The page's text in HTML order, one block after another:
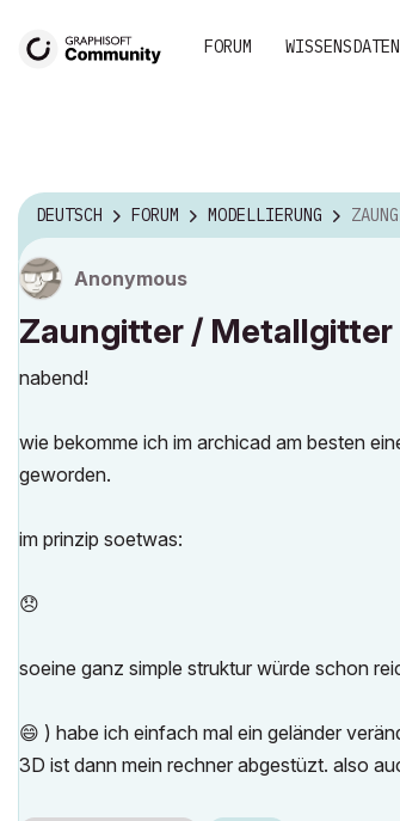
FORUM
DEUTSCH FORUM MODELLIERUNG
Anonymous
Zaungitter / Metallgitter
nabend!
wie bekomme ich im archicad am besten
geworden.
im prinzip soetwas:
😞
soeine ganz simple struktur würde schon
😄 ) habe ich einfach mal ein geländer
3D ist dann mein rechner abgestüzt. also